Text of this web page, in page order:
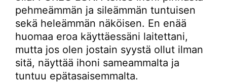
pehmeämmän ja sileämmän tuntuisen
sekä heleämmän näköisen. En enää
huomaa eroa käyttäessäni laitettani,
mutta jos olen jostain syystä ollut ilman
sitä, näyttää ihoni sameammalta ja
tuntuu epätasaisemmalta.